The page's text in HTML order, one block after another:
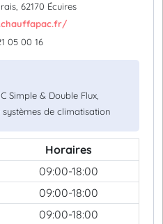
62170 Écuires
05 00 16
Simple & Double Flux,
de climatisation
Horaires
09:00-18:00
09:00-18:00
09:00-18:00